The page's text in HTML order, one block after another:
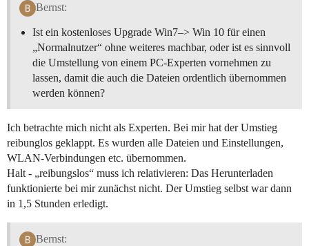
Bernst:
Ist ein kostenloses Upgrade Win7–> Win 10 für einen
„Normalnutzer“ ohne weiteres machbar, oder ist es sinnvoll
die Umstellung von einem PC-Experten vornehmen zu
lassen, damit die auch die Dateien ordentlich übernommen
werden können?
Ich betrachte mich nicht als Experten. Bei mir hat der Umstieg
reibunglos geklappt. Es wurden alle Dateien und Einstellungen,
WLAN-Verbindungen etc. übernommen.
Halt - „reibungslos“ muss ich relativieren: Das Herunterladen
funktionierte bei mir zunächst nicht. Der Umstieg selbst war dann
in 1,5 Stunden erledigt.
Bernst: